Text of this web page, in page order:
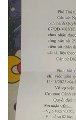
VTV Money
VTV Sức khoẻ
Thị trường 24h
VTV4